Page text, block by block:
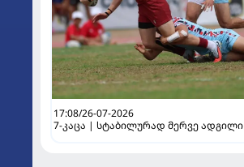
17:08/26-07-2026
7-კაცა | სტაბილურად მერვე ადგილი